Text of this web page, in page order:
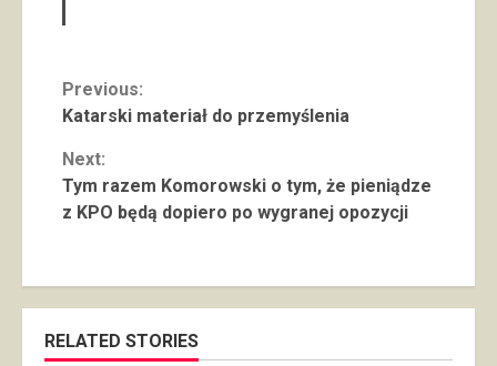
Continue
Previous:
Katarski materiał do przemyślenia
Next:
Tym razem Komorowski o tym, że pieniądze
z KPO będą dopiero po wygranej opozycji
RELATED STORIES